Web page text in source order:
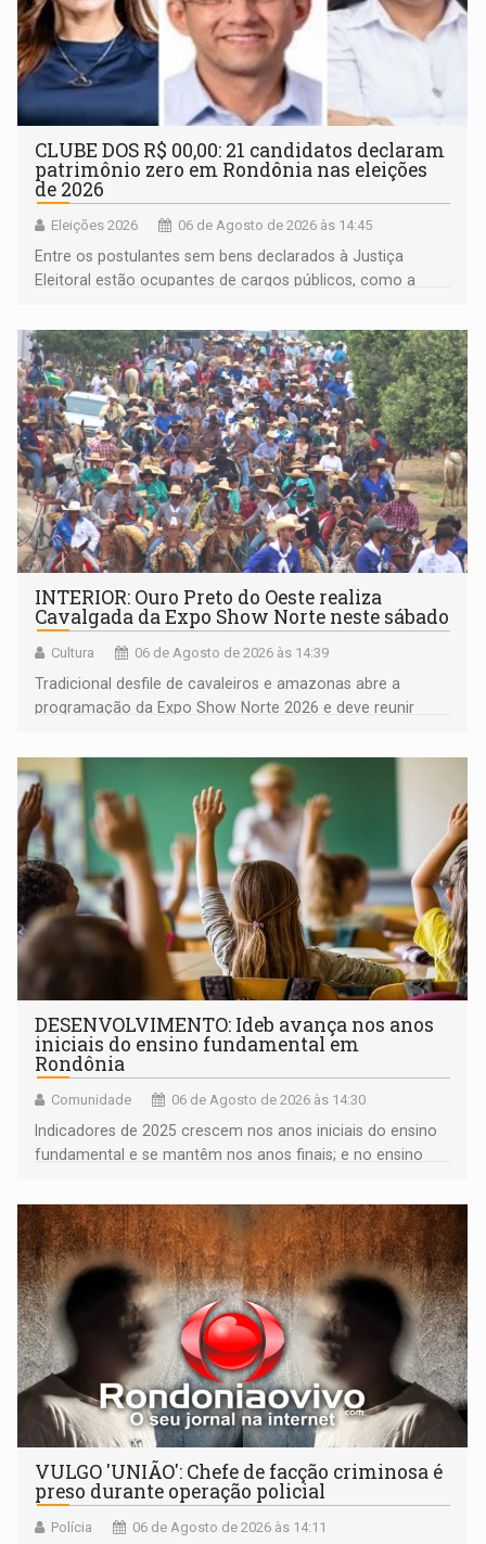
CLUBE DOS R$ 00,00: 21 candidatos declaram
patrimônio zero em Rondônia nas eleições
de 2026
Eleições 2026 06 de Agosto de 2026 às 14:45
Entre os postulantes sem bens declarados à Justiça
Eleitoral estão ocupantes de cargos públicos, como a
Pedro Geovar (PP) e a vice-prefeita Magna dos Anjos
(NOVO)
INTERIOR: Ouro Preto do Oeste realiza
Cavalgada da Expo Show Norte neste sábado
Cultura 06 de Agosto de 2026 às 14:39
Tradicional desfile de cavaleiros e amazonas abre a
programação da Expo Show Norte 2026 e deve reunir
DESENVOLVIMENTO: Ideb avança nos anos
iniciais do ensino fundamental em
Rondônia
Comunidade 06 de Agosto de 2026 às 14:30
Indicadores de 2025 crescem nos anos iniciais do ensino
fundamental e se mantêm nos anos finais; e no ensino
VULGO 'UNIÃO': Chefe de facção criminosa é
preso durante operação policial
Polícia 06 de Agosto de 2026 às 14:11